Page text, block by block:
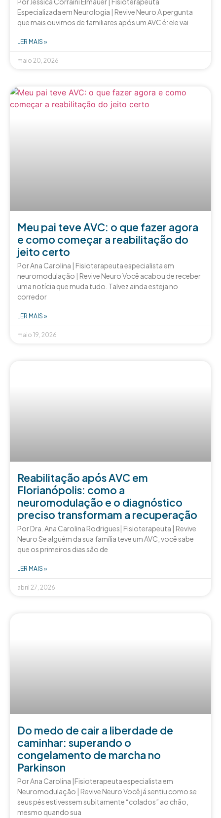
Especializada em Neurologia | Revive Neuro A pergunta
que mais ouvimos de familiares após um AVC é: ele vai
LER MAIS »
maio 20, 2026
Meu pai teve AVC: o que fazer agora
e como começar a reabilitação do
jeito certo
Por Ana Carolina | Fisioterapeuta especialista em
neuromodulação | Revive Neuro Você acabou de receber
uma notícia que muda tudo. Talvez ainda esteja no
corredor
LER MAIS »
maio 19, 2026
Reabilitação após AVC em
Florianópolis: como a
neuromodulação e o diagnóstico
preciso transformam a recuperação
Por Dra. Ana Carolina Rodrigues| Fisioterapeuta | Revive
Neuro Se alguém da sua família teve um AVC, você sabe
que os primeiros dias são de
LER MAIS »
abril 27, 2026
Do medo de cair a liberdade de
caminhar: superando o
congelamento de marcha no
Parkinson
Por Ana Carolina |Fisioterapeuta especialista em
Neuromodulação | Revive Neuro Você já sentiu como se
seus pés estivessem subitamente “colados” ao chão,
mesmo quando sua